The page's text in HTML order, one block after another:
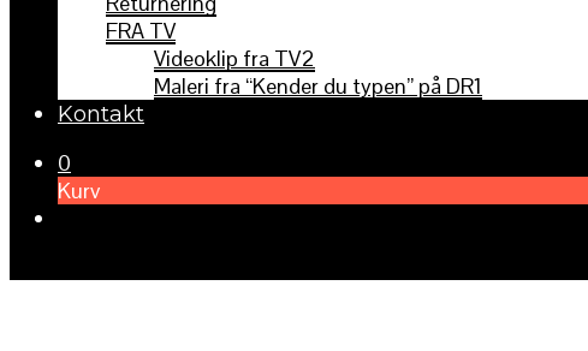
FRA TV
Videoklip fra TV2
Maleri fra “Kender du typen” på DR1
Kontakt
0
Kurv